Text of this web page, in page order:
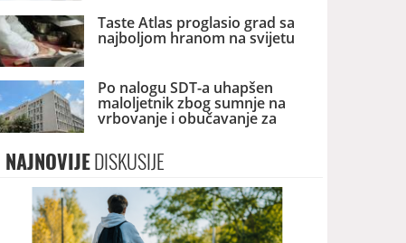
Taste Atlas proglasio grad sa
najboljom hranom na svijetu
Po nalogu SDT-a uhapšen
maloljetnik zbog sumnje na
vrbovanje i obučavanje za
terorizam
NAJNOVIJEDISKUSIJE